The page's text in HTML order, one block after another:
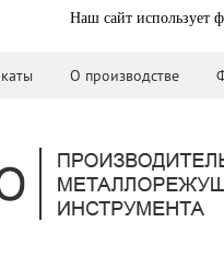
Наш сайт использует
О производстве